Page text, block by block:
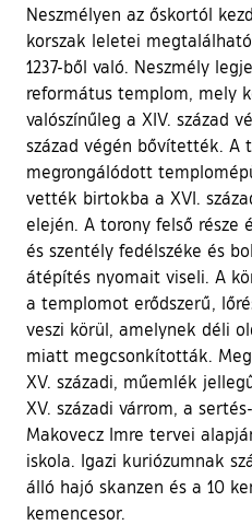
Neszmélyen az őskortól
korszak leletei
1237-ből való. Neszmély
református templom, mely
valószínűleg a XIV. század
század végén bővítették. A
megrongálódott
vették birtokba a XVI.
elején. A torony felső része
és szentély fedélszéke és
átépítés nyomait viseli. A
a templomot erődszerű,
veszi körül, amelynek déli
miatt megcsonkították.
XV. századi, műemlék
XV. századi várrom, a
Makovecz Imre tervei
iskola. Igazi kuriózumnak
álló hajó skanzen és a 10
kemencesor.